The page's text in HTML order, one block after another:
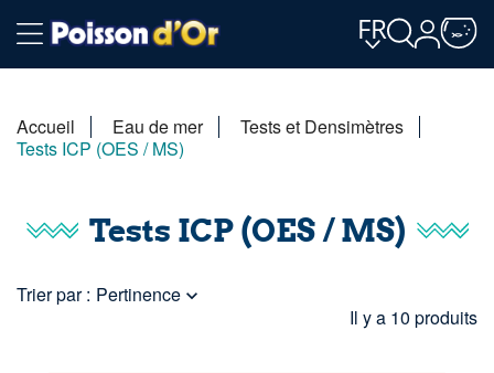
FR
Accueil Eau de mer
Tests et Densimètres
Tests ICP (OES / MS)
Tests ICP (OES / MS)
Trier par : Pertinence 
Il y a 10 produits